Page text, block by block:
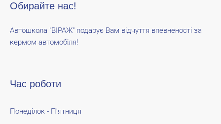
Обирайте нас!
Автошкола "ВІРАЖ" подарує Вам відчуття впевненості за
кермом автомобіля!
Час роботи
Понеділок - П'ятниця